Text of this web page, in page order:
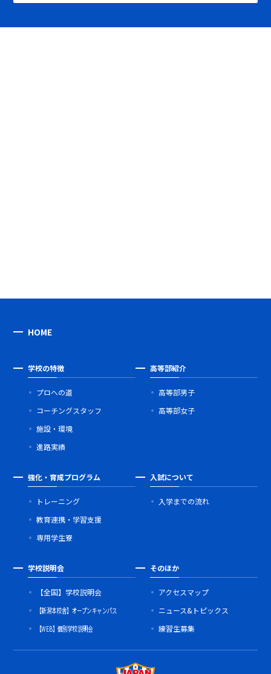
HOME
学校の特徴
プロへの道
コーチングスタッフ
施設・環境
進路実績
高等部紹介
高等部男子
高等部女子
強化・育成プログラム
トレーニング
教育連携・学習支援
専用学生寮
入試について
入学までの流れ
学校説明会
【全国】学校説明会
【新潟本校舎】オープンキャンパス
【WEB】個別学校説明会
そのほか
アクセスマップ
ニュース&トピックス
練習生募集